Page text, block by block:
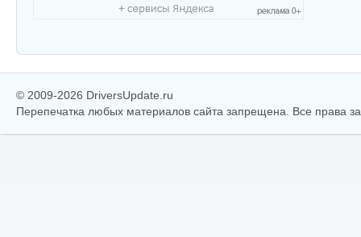
© 2009-2026 DriversUpdate.ru
Перепечатка любых материалов сайта запрещена. Все права